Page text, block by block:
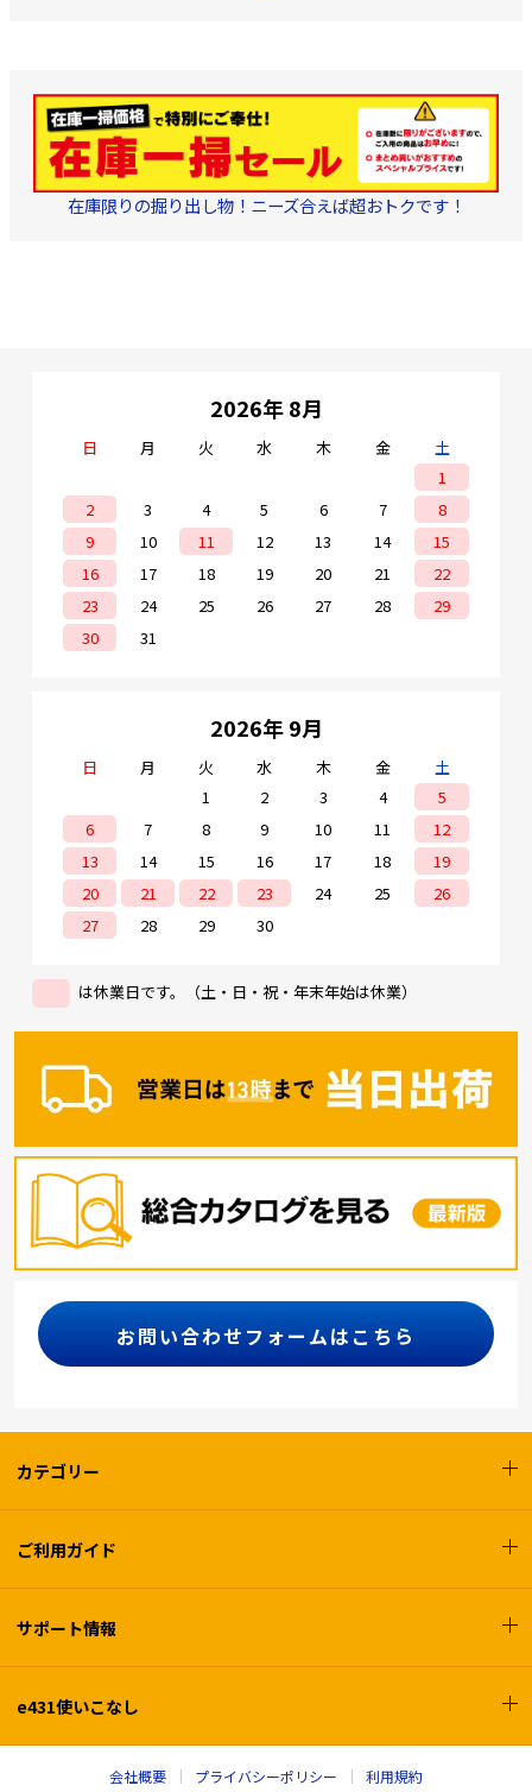
在庫限りの掘り出し物！ニーズ合えば超おトクです！
2026年 8月
日 月 火 水 木 金
土
1
2
3 4 5 6 7
8
9
10 11 12 13 14
15
16
17 18 19 20 21
22
23
24 25 26 27 28
29
30
31
2026年 9月
日 月 火 水 木 金
土
1
2 3 4
5
6
7 8 9 10 11
12
13
14 15 16 17 18
19
20
21 22 23 24 25
26
27
28 29 30
は休業日です。（土・日・祝・年末年始は休業）
お問い合わせフォームはこちら
カテゴリー
ご利用ガイド
サポート情報
e431使いこなし
会社概要 プライバシーポリシー 利用規約